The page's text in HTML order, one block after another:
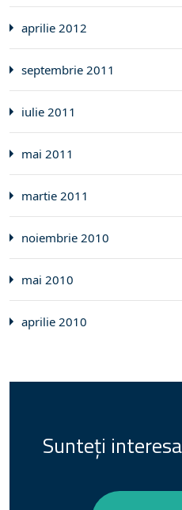
aprilie 2012
septembrie 2011
iulie 2011
mai 2011
martie 2011
noiembrie 2010
mai 2010
aprilie 2010
Sunteți